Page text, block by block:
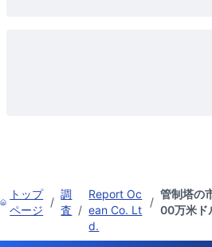
トップ
ページ
/
調
査 /
Report Oc
ean Co. Lt
d.
/
管制塔の
00万米ド